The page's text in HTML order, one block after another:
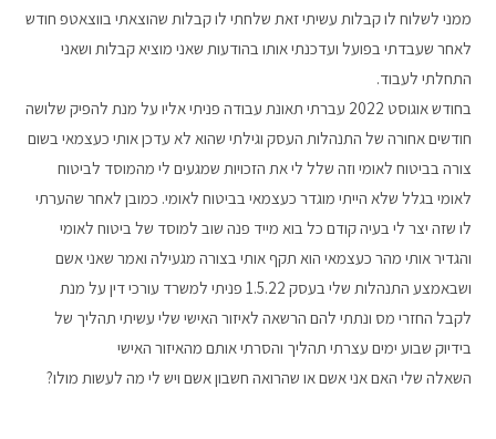
ממני לשלוח לו קבלות עשיתי זאת שלחתי לו קבלות שהוצאתי בווצאטפ חודש
לאחר שעבדתי בפועל ועדכנתי אותו בהודעות שאני מוציא קבלות ושאני
התחלתי לעבוד.
בחודש אוגוסט 2022 עברתי תאונת עבודה פניתי אליו על מנת להפיק שלושה
חודשים אחורה של התנהלות העסק וגילתי שהוא לא עדכן אותי כעצמאי בשום
צורה בביטוח לאומי וזה שלל לי את הזכויות שמגעים לי מהמוסד לביטוח
לאומי בגלל שלא הייתי מוגדר כעצמאי בביטוח לאומי. כמובן לאחר שהערתי
לו שזה יצר לי בעיה קודם כל בוא מייד פנה שוב למוסד של ביטוח לאומי
והגדיר אותי מהר כעצמאי הוא תקף אותי בצורה מגעילה ואמר שאני אשם
ושבאמצע התנהלות שלי בעסק 1.5.22 פניתי למשרד עורכי דין על מנת
לקבל החזרי מס ונתתי להם הרשאה לאיזור האישי שלי עשיתי תהליך של
בידיוק שבוע ימים עצרתי תהליך והסרתי אותם מהאיזור האישי
השאלה שלי האם אני אשם או שהרואה חשבון אשם ויש לי מה לעשות מולו?